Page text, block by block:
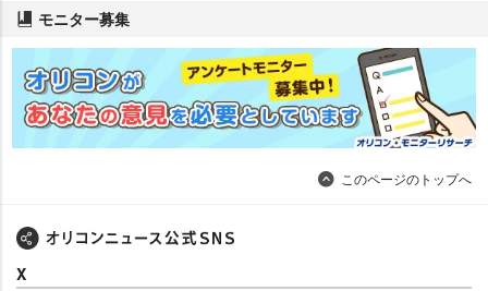
モニター募集
このページのトップへ
X